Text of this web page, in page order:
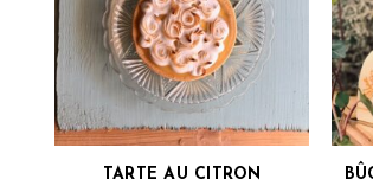
TARTE AU CITRON